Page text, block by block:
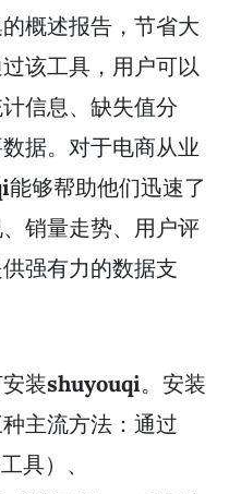
概述报告，节省大
该工具，用户可以
信息、缺失值分
据。对于电商从业
能够帮助他们迅速了
销量走势、用户评
强有力的数据支
装shuyouqi。安装
主流方法：通过
具）、